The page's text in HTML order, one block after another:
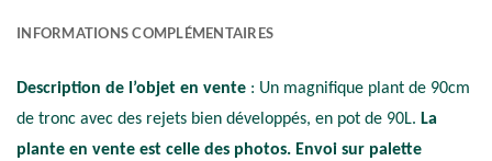
INFORMATIONS COMPLÉMENTAIRES
Description de l’objet en vente : Un magnifique plant de 90cm
de tronc avec des rejets bien développés, en pot de 90L. La
plante en vente est celle des photos. Envoi sur palette